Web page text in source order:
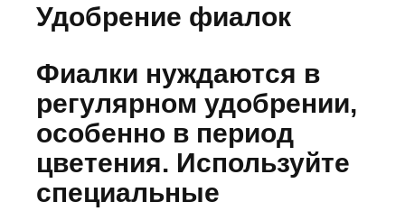
Удобрение фиалок
Фиалки нуждаются в
регулярном удобрении,
особенно в период
цветения. Используйте
специальные